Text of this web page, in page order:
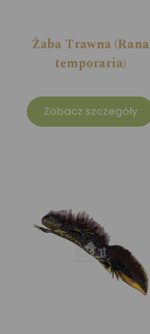
Żaba Trawna (Rana
temporaria)
Zobacz szczegóły